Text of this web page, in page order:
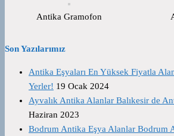
Antika Gramofon
Son Yazılarımız
Antika Eşyaları En Yüksek Fiyatla
Yerler! 19 Ocak 2024
Ayvalık Antika Alanlar Balıkesir de
Haziran 2023
Bodrum Antika Eşya Alanlar Bodrum